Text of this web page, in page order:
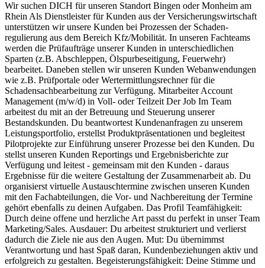
Wir suchen DICH für unseren Standort Bingen oder Monheim am
Rhein Als Dienstleister für Kunden aus der Versicherungswirtschaft
unterstützen wir unsere Kunden bei Prozessen der Schaden­
regulierung aus dem Bereich Kfz/Mobilität. In unseren Fachteams
werden die Prüfaufträge unserer Kunden in unterschiedlichen
Sparten (z.B. Abschleppen, Ölspurbeseitigung, Feuerwehr)
bearbeitet. Daneben stellen wir unseren Kunden Web­anwendungen
wie z.B. Prüfportale oder Wertermittlungsrechner für die
Schadensachbearbeitung zur Verfügung. Mitarbeiter Account
Management (m/w/d) in Voll- oder Teilzeit Der Job Im Team
arbeitest du mit an der Betreuung und Steuerung unserer
Bestandskunden. Du beantwortest Kundenanfragen zu unserem
Leistungsportfolio, erstellst Produktpräsentationen und begleitest
Pilotprojekte zur Einführung unserer Prozesse bei den Kunden. Du
stellst unseren Kunden Reportings und Ergebnisberichte zur
Verfügung und leitest - gemeinsam mit den Kunden - daraus
Ergebnisse für die weitere Gestaltung der Zusammenarbeit ab. Du
organisierst virtuelle Austauschtermine zwischen unseren Kunden
mit den Fachabteilungen, die Vor- und Nachbereitung der Termine
gehört ebenfalls zu deinen Aufgaben. Das Profil Teamfähigkeit:
Durch deine offene und herzliche Art passt du perfekt in unser Team
Marketing/Sales. Ausdauer: Du arbeitest strukturiert und verlierst
dadurch die Ziele nie aus den Augen. Mut: Du übernimmst
Verantwortung und hast Spaß daran, Kundenbeziehungen aktiv und
erfolgreich zu gestalten. Begeisterungsfähigkeit: Deine Stimme und